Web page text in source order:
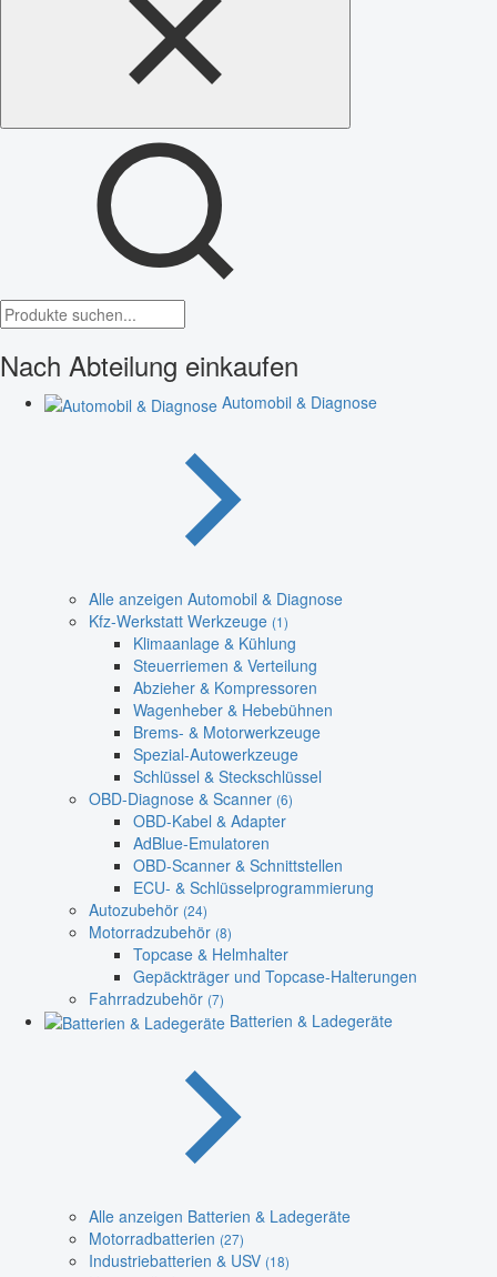
Nach Abteilung einkaufen
Automobil & Diagnose
Alle anzeigen Automobil & Diagnose
Kfz-Werkstatt Werkzeuge (1)
Klimaanlage & Kühlung
Steuerriemen & Verteilung
Abzieher & Kompressoren
Wagenheber & Hebebühnen
Brems- & Motorwerkzeuge
Spezial-Autowerkzeuge
Schlüssel & Steckschlüssel
OBD-Diagnose & Scanner (6)
OBD-Kabel & Adapter
AdBlue-Emulatoren
OBD-Scanner & Schnittstellen
ECU- & Schlüsselprogrammierung
Autozubehör (24)
Motorradzubehör (8)
Topcase & Helmhalter
Gepäckträger und Topcase-Halterungen
Fahrradzubehör (7)
Batterien & Ladegeräte
Alle anzeigen Batterien & Ladegeräte
Motorradbatterien (27)
Industriebatterien & USV (18)